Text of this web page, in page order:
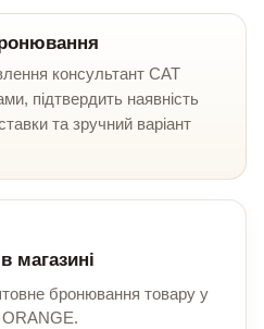
консультант CAT
підтвердить наявність
та зручний варіант
магазині
бронювання товару у
ORANGE.